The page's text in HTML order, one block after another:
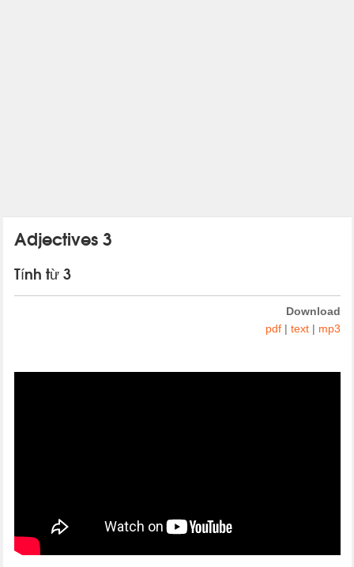
Adjectives 3
Tính từ 3
Download
pdf| text| mp3